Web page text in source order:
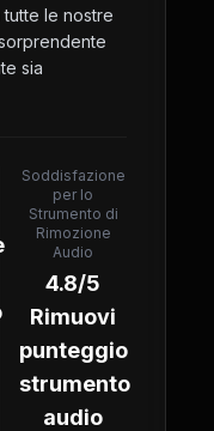
le nostre
sia
Soddisfazione
per lo
Strumento di
Rimozione
Audio
4.8/5
Rimuovi
punteggio
strumento
audio